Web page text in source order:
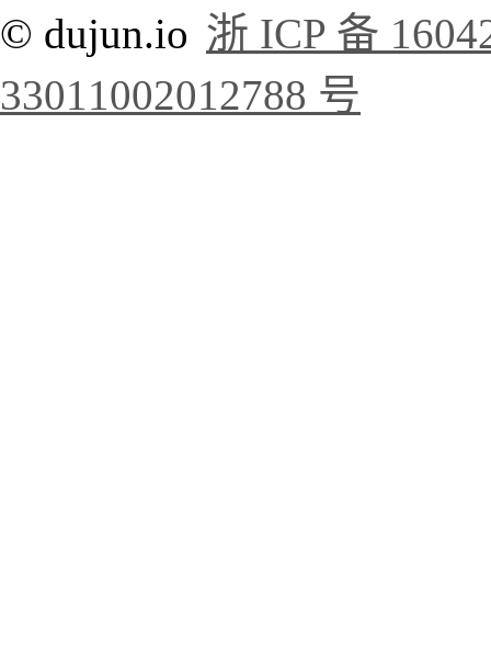
© dujun.io 浙 ICP 备
33011002012788 号